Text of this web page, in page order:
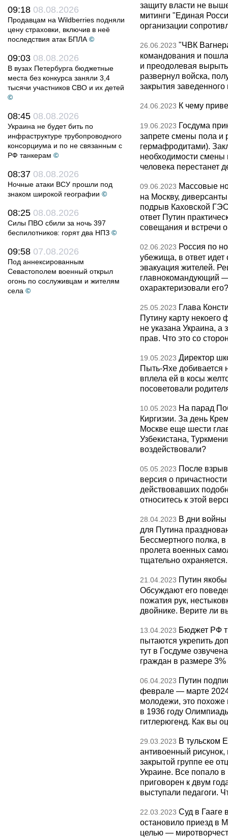
09:18 08.08.2026
Продавцам на Wildberries подняли
цену страховки, включив в неё
последствия атак БПЛА ©
09:03 08.08.2026
В вузах Петербурга бюджетные
места без конкурса заняли 3,4
тысячи участников СВО и их детей
©
08:45 08.08.2026
Украина не будет бить по
инфраструктуре трубопроводного
консорциума и по не связанным с
РФ танкерам ©
08:37 08.08.2026
Ночные атаки ВСУ прошли под
знаком широкой географии ©
08:25 08.08.2026
Силы ПВО сбили за ночь 397
беспилотников: горят два НПЗ ©
09:58 07.08.2026
Под аннексированным
Севастополем военный открыл
огонь по сослуживцам и жителям
села ©
защиту власти не
митинги "Единая
организации
26.06.2023 "ЧВК
командования и
и преодолевая
развернул войска,
закрытия
24.06.2023 К чему
19.06.2023 Госдума
запрете смены пола и
гермафродитами).
необходимости смены
человека перестанет
09.06.2023 Массовые
на Москву,
подрыв Каховской
ответ Путин
совещания и встречи
02.06.2023 Россия по
убежища, в ответ идет
эвакуация жителей.
главнокомандующий
охарактеризовали его?
25.05.2023 Глава
Путину карту некоего
не указана Украина, а
прав. Что это со
19.05.2023 Директор
Пыть-Яхе добивается
вплела ей в косы
посоветовали
10.05.2023 На парад
Киргизии. За день
Москве еще шести
Узбекистана,
воздействовали?
05.05.2023 После
версия о
действовавших
относитесь к этой
28.04.2023 В дни войны
для Путина
Бессмертного полка,
пролета военных
тщательно
21.04.2023 Путин
Обсуждают его
пожатия рук,
двойнике. Верите ли
13.04.2023 Бюджет РФ
пытаются укрепить
тут в Госдуме
граждан в размере
06.04.2023 Путин
феврале — марте
молодежи, это похоже
в 1936 году
гитлерюгенд. Как вы
29.03.2023 В тульском
антивоенный
закрытой группе ее
Украине. Все попало
приговорен к двум
выступали педагоги.
22.03.2023 Суд в Гааге
остановило приезд в
целью —